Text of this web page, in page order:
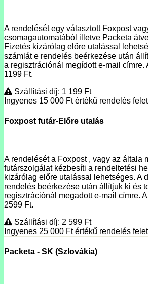
A rendelését egy választott Foxpost
csomagautomatából illetve Packeta
Fizetés kizárólag előre utalással
számlát e rendelés beérkezése után
a regisztrációnál megídott e-mail címre.
1199 Ft.
Szállítási díj: 1 199 Ft
Ingyenes 15 000 Ftértékű rendelés
Foxpost futár-Előre utalás
A rendelését a Foxpost , vagy az általa
futárszolgálat kézbesíti a rendeltetési
kizárólag előre utalással lehetséges. A
rendelés beérkezése után állítjuk ki és
regisztrációnál megadott e-mail címre.
2599 Ft.
Szállítási díj: 2 599 Ft
Ingyenes 25 000 Ftértékű rendelés
Packeta - SK (Szlovákia)